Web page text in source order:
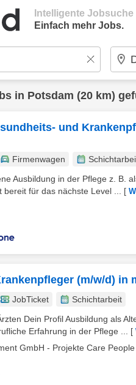
Intelligente Jobsuche
Einfach mehr Jobs.
in Potsdam (20 km)
und
Firmenwagen
Ausbildung in der Pflege z. B.
für das nächste Level ...
[
(m/w/d)
JobTicket
Schichtarbeit
Dein Profil Ausbildung als
Erfahrung in der Pflege ...
[
GmbH - Projekte Care People